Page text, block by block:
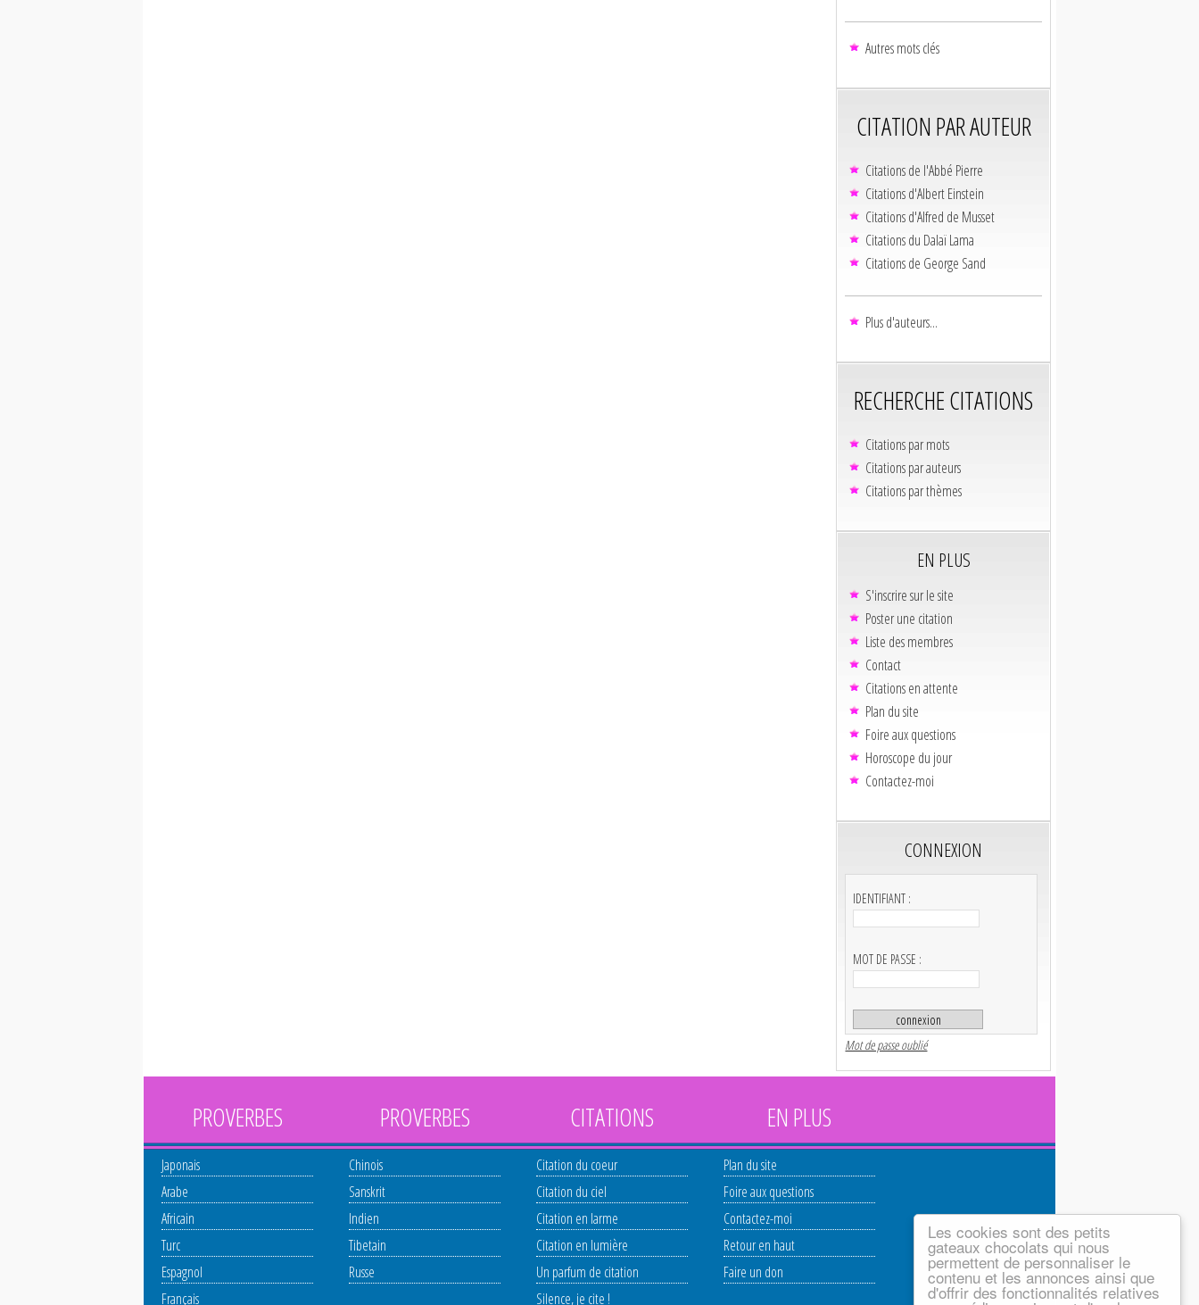
Les cookies sont des petits
gateaux chocolats qui nous
permettent de personnaliser le
contenu et les annonces ainsi que
d'offrir des fonctionnalités relatives
Autres mots clés
CITATION PAR AUTEUR
Citations de l'Abbé Pierre
Citations d'Albert Einstein
Citations d'Alfred de Musset
Citations du Dalaï Lama
Citations de George Sand
Plus d'auteurs...
RECHERCHE CITATIONS
Citations par mots
Citations par auteurs
Citations par thèmes
EN PLUS
S'inscrire sur le site
Poster une citation
Liste des membres
Contact
Citations en attente
Plan du site
Foire aux questions
Horoscope du jour
Contactez-moi
CONNEXION
IDENTIFIANT :
MOT DE PASSE :
Mot de passe oublié
PROVERBES
Japonais
Arabe
Africain
Turc
Espagnol
Français
PROVERBES
Chinois
Sanskrit
Indien
Tibetain
Russe
CITATIONS
Citation du coeur
Citation du ciel
Citation en larme
Citation en lumière
Un parfum de citation
Silence, je cite !
EN PLUS
Plan du site
Foire aux questions
Contactez-moi
Retour en haut
Faire un don